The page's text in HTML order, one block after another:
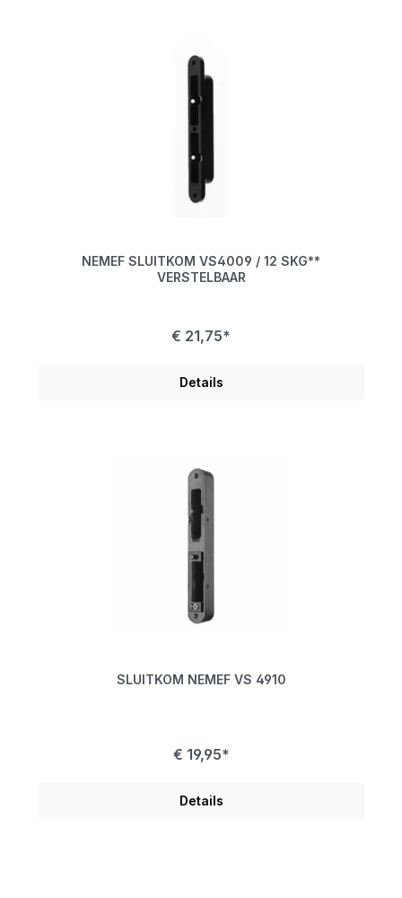
NEMEF SLUITKOM VS4009 / 12 SKG**
VERSTELBAAR
€ 21,75*
Details
SLUITKOM NEMEF VS 4910
€ 19,95*
Details